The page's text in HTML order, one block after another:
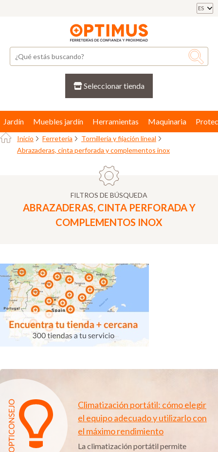
ES
Seleccionar tienda
Jardín Muebles jardín Herramientas Maquinaria
Inicio Ferretería
Tornillería y fijación lineal
Abrazaderas, cinta perforada y complementos inox
FILTROS DE BÚSQUEDA
ABRAZADERAS, CINTA PERFORADA Y
COMPLEMENTOS INOX
Climatización portátil: cómo elegir
el equipo adecuado y utilizarlo con
el máximo rendimiento
La climatización portátil permite